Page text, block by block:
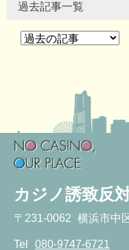
過去記事一覧
カジノ誘致反
〒 231-0062 横浜市中
Tel 080-9747-6721